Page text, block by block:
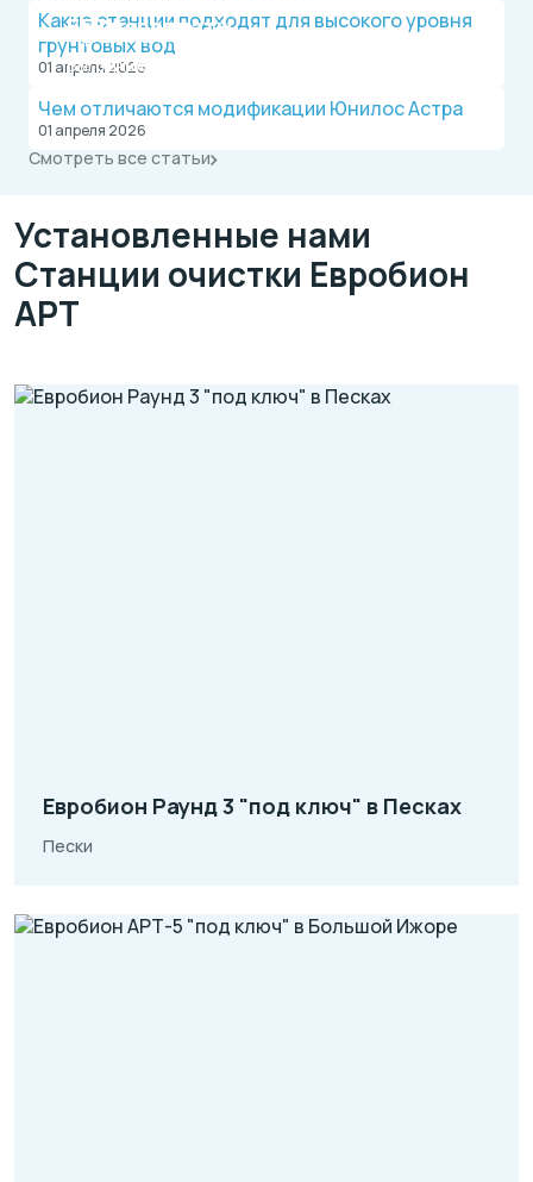
Официальный дилер, работаем по договору.
Оплата после монтажа.
БЕЗ переплаты
Выгодные условия на монтаж канализации и
Какие станции подходят для высокого уровня
грунтовых вод
01 апреля 2026
Чем отличаются модификации Юнилос Астра
01 апреля 2026
Смотреть все статьи
Установленные нами
Станции очистки Евробион
АРТ
Евробион Раунд 3 "под ключ" в Песках
Пески